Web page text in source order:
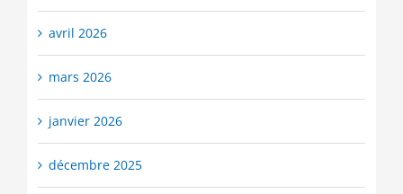
avril 2026
mars 2026
janvier 2026
décembre 2025